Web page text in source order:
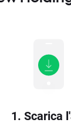
1. Scarica